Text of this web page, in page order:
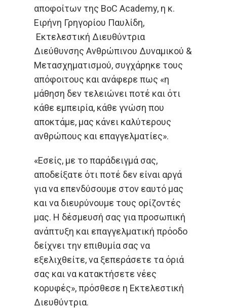
αποφοίτων της BoC Academy, η κ.
Ειρήνη Γρηγορίου Παυλίδη,
Εκτελεστική Διευθύντρια
Διεύθυνσης Ανθρώπινου Δυναμικού &
Μετασχηματισμού, συγχάρηκε τους
απόφοιτους και ανάφερε πως «η
μάθηση δεν τελειώνει ποτέ και ότι
κάθε εμπειρία, κάθε γνώση που
αποκτάμε, μας κάνει καλύτερους
ανθρώπους και επαγγελματίες».
«Εσείς, με το παράδειγμά σας,
αποδείξατε ότι ποτέ δεν είναι αργά
για να επενδύσουμε στον εαυτό μας
και να διευρύνουμε τους ορίζοντές
μας. Η δέσμευσή σας για προσωπική
ανάπτυξη και επαγγελματική πρόοδο
δείχνει την επιθυμία σας να
εξελιχθείτε, να ξεπεράσετε τα όριά
σας και να κατακτήσετε νέες
κορυφές», πρόσθεσε η Εκτελεστική
Διευθύντρια.